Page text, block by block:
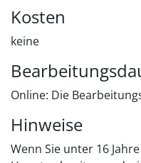
Kosten
keine
Online: Die
Hinweise
Wenn Sie unter 16